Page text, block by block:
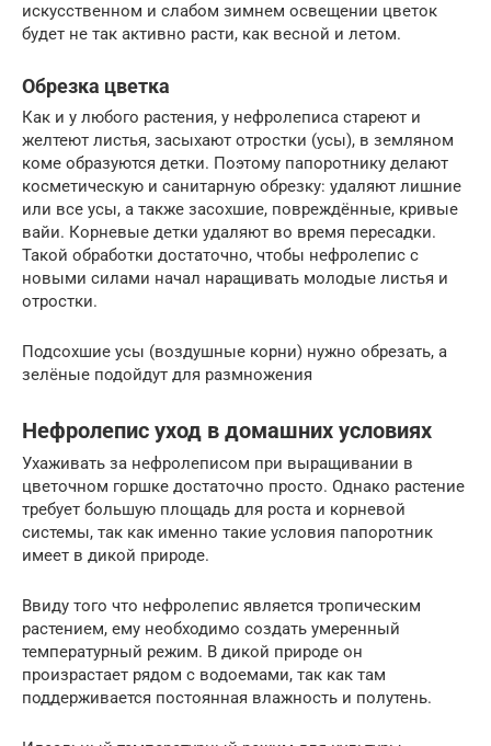
искусственном и слабом зимнем освещении цветок
будет не так активно расти, как весной и летом.
Обрезка цветка
Как и у любого растения, у нефролеписа стареют и
желтеют листья, засыхают отростки (усы), в земляном
коме образуются детки. Поэтому папоротнику делают
косметическую и санитарную обрезку: удаляют лишние
или все усы, а также засохшие, повреждённые, кривые
вайи. Корневые детки удаляют во время пересадки.
Такой обработки достаточно, чтобы нефролепис с
новыми силами начал наращивать молодые листья и
отростки.
Подсохшие усы (воздушные корни) нужно обрезать, а
зелёные подойдут для размножения
Нефролепис уход в домашних условиях
Ухаживать за нефролеписом при выращивании в
цветочном горшке достаточно просто. Однако растение
требует большую площадь для роста и корневой
системы, так как именно такие условия папоротник
имеет в дикой природе.
Ввиду того что нефролепис является тропическим
растением, ему необходимо создать умеренный
температурный режим. В дикой природе он
произрастает рядом с водоемами, так как там
поддерживается постоянная влажность и полутень.